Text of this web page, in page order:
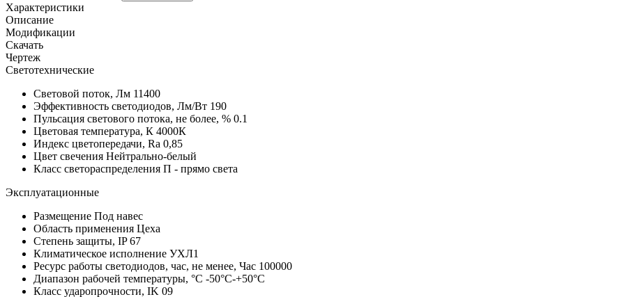
Характеристики
Описание
Модификации
Скачать
Чертеж
Светотехнические
Световой поток, Лм 11400
Эффективность светодиодов, Лм/Вт 190
Пульсация светового потока, не более, % 0.1
Цветовая температура, К 4000К
Индекс цветопередачи, Ra 0,85
Цвет свечения Нейтрально-белый
Класс светораспределения П - прямо света
Эксплуатационные
Размещение Под навес
Область применения Цеха
Степень защиты, IP67
Климатическое исполнение УХЛ1
Ресурс работы светодиодов, час, не менее, Час 100000
Диапазон рабочей температуры, °С -50°C-+50°C
Класс ударопрочности, IK 09